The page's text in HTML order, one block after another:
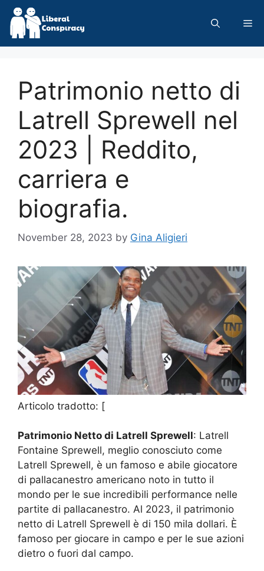
Skip
content
Patrimonio netto di
Latrell Sprewell nel
2023 | Reddito,
carriera e
biografia.
November 28, 2023 by Gina Aligieri
Articolo tradotto: [
Patrimonio Netto di Latrell Sprewell: Latrell
Fontaine Sprewell, meglio conosciuto come
Latrell Sprewell, è un famoso e abile giocatore
di pallacanestro americano noto in tutto il
mondo per le sue incredibili performance nelle
partite di pallacanestro. Al 2023, il patrimonio
netto di Latrell Sprewell è di 150 mila dollari. È
famoso per giocare in campo e per le sue azioni
dietro o fuori dal campo.